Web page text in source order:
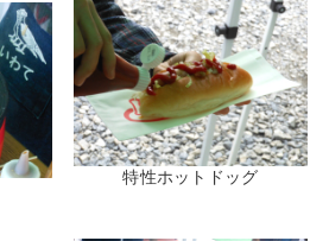
特性ホットドッグ